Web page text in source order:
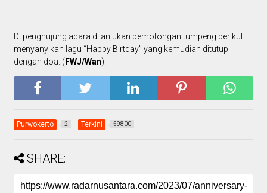
Di penghujung acara dilanjukan pemotongan tumpeng berikut
menyanyikan lagu “Happy Birtday” yang kemudian ditutup
dengan doa. ( FWJ/Wan).
Purwokerto 2 Terkini 59800
SHARE: